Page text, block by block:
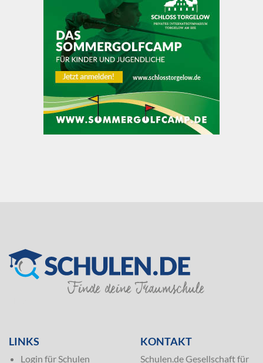
LINKS
Login für Schulen
KONTAKT
Schulen.de Gesellschaft für